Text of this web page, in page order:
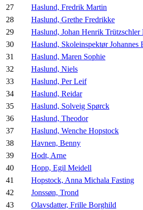
27
Haslund, Fredrik Martin
28
Haslund, Grethe Fredrikke
29
Haslund, Johan Henrik Trützschler
30
Haslund, Skoleinspektør Johannes
31
Haslund, Maren Sophie
32
Haslund, Niels
33
Haslund, Per Leif
34
Haslund, Reidar
35
Haslund, Solveig Spørck
36
Haslund, Theodor
37
Haslund, Wenche Hopstock
38
Havnen, Benny
39
Hodt, Arne
40
Hopp, Egil Meidell
41
Hopstock, Anna Michala Fasting
42
Jonssøn, Trond
43
Olavsdatter, Frille Borghild